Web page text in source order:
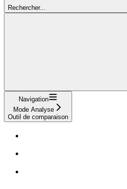
Rechercher...
Navigation
Mode Analyse
Outil de comparaison